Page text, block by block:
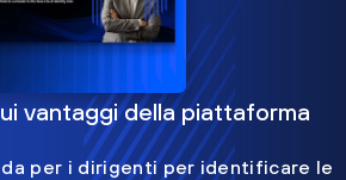
vantaggi della piattaforma
per i dirigenti per identificare le